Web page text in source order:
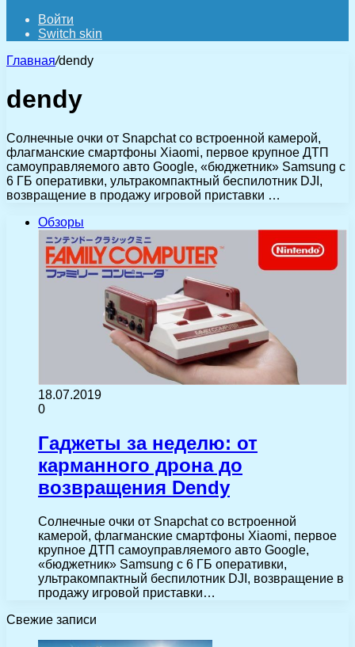
Войти
Switch skin
Главная/dendy
dendy
Солнечные очки от Snapchat со встроенной камерой,
флагманские смартфоны Xiaomi, первое крупное ДТП
самоуправляемого авто Google, «бюджетник» Samsung с
6 ГБ оперативки, ультракомпактный беспилотник DJI,
возвращение в продажу игровой приставки …
Обзоры
18.07.2019
0
Гаджеты за неделю: от
карманного дрона до
возвращения Dendy
Солнечные очки от Snapchat со встроенной
камерой, флагманские смартфоны Xiaomi, первое
крупное ДТП самоуправляемого авто Google,
«бюджетник» Samsung с 6 ГБ оперативки,
ультракомпактный беспилотник DJI, возвращение в
продажу игровой приставки…
Свежие записи